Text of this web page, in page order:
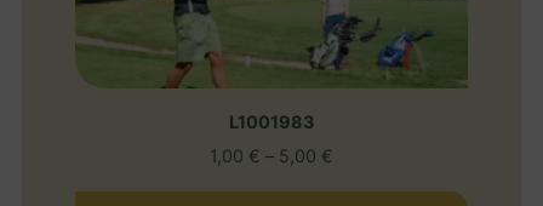
L1001983
1,00 € – 5,00 €